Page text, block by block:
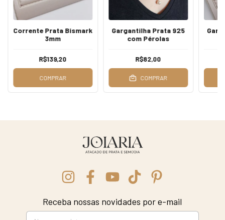
Corrente Prata Bismark
3mm
R$139,20
COMPRAR
Gargantilha Prata 925
com Pérolas
R$82,00
COMPRAR
Receba nossas novidades por e-mail